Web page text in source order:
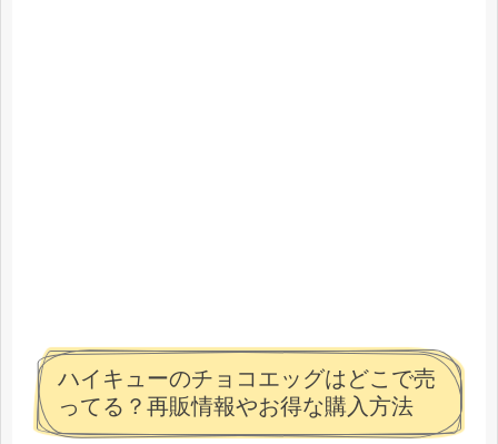
ハイキューのチョコエッグはどこで売
ってる？再販情報やお得な購入方法